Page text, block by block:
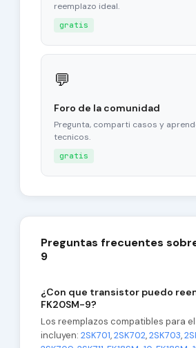
reemplazo ideal.
gratis
💬
Foro de la comunidad
Pregunta, comparti casos y
tecnicos.
gratis
Preguntas frecuentes
9
¿Con que transistor puedo
FK20SM-9?
Los reemplazos compatibles para
incluyen: 2SK701,2SK702,2SK703,